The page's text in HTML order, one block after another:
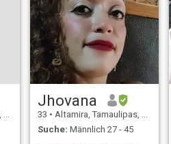
Jhovana
33 • Altamira, Tamaulipas, Mexiko
Suche: Männlich 27 - 45